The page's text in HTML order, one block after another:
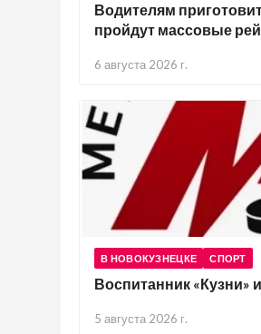
Водителям
пройдут массовые
6 августа 2026 г.
В НОВОКУЗНЕЦКЕ СПОРТ
Воспитанник «Кузни»
5 августа 2026 г.